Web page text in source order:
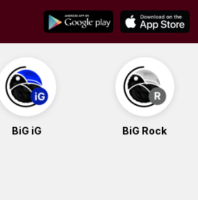
BiG iG BiG Rock